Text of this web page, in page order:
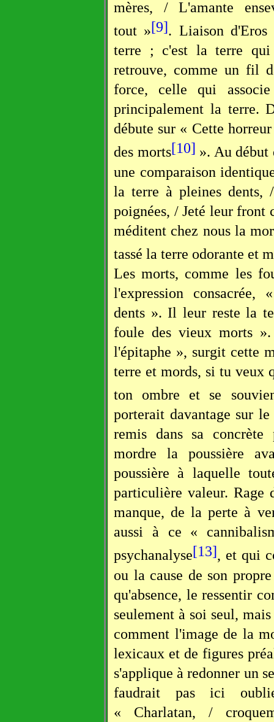
mères, / L'amante
tout »[9]. Liaison
terre ; c'est la terre
retrouve, comme un fil
force, celle qui
principalement la terre.
débute sur « Cette
des morts[10] ». Au
une comparaison
la terre à pleines dents,
poignées, / Jeté leur front
méditent chez nous la
tassé la terre odorante et
Les morts, comme les
l'expression
dents ». Il leur reste la
foule des vieux morts
l'épitaphe », surgit cette
terre et mords, si tu veux
ton ombre et se
porterait davantage sur
remis dans sa
mordre la poussière
poussière à laquelle
particulière valeur. Rage
manque, de la perte à
aussi à ce «
psychanalyse[13], et qui
ou la cause de son
qu'absence, le ressentir
seulement à soi seul,
comment l'image de la
lexicaux et de figures
s'applique à redonner un
faudrait pas ici
« Charlatan, /